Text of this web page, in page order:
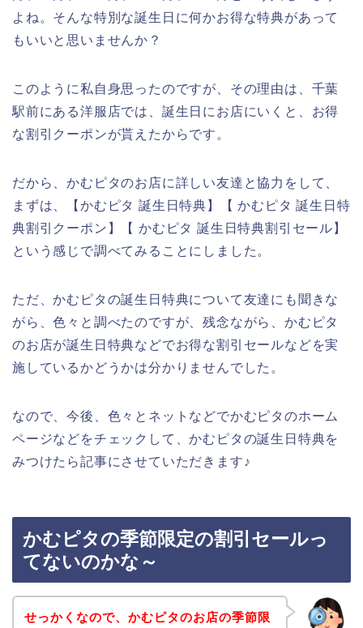
よね。そんな特別な誕生日に何かお得な特典があって
もいいと思いませんか？
このように私自身思ったのですが、その理由は、千葉
駅前にある洋服店では、誕生日にお店にいくと、お得
な割引クーポンが貰えたからです。
だから、かむピタのお店に詳しい友達と協力をして、
まずは、【かむピタ 誕生日特典】【 かむピタ 誕生日特
典割引クーポン】【 かむピタ 誕生日特典割引セール】
という感じで調べてみることにしました。
ただ、かむピタの誕生日特典について友達にも聞きな
がら、色々と調べたのですが、残念ながら、かむピタ
のお店が誕生日特典などでお得な割引セールなどを実
施しているかどうかは分かりませんでした。
なので、今後、色々とネットなどでかむピタのホーム
ページなどをチェックして、かむピタの誕生日特典を
みつけたら記事にさせていただきます♪
かむピタの季節限定の割引セールっ
てないのかな～
せっかくなので、かむピタのお店の季節限